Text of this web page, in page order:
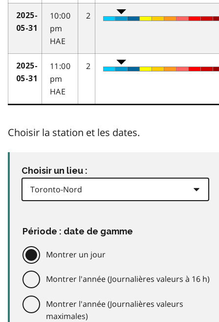
2025-
05-31
10:00
pm
HAE
2
2025-
05-31
11:00
pm
HAE
2
Choisir la station et les dates.
Choisir un lieu :
Période : date de gamme
Montrer un jour
Montrer l'année (Journalières valeurs à 16 h)
Montrer l'année (Journalières valeurs
maximales)